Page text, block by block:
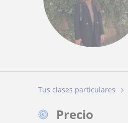
Tus clases particulares
Precio